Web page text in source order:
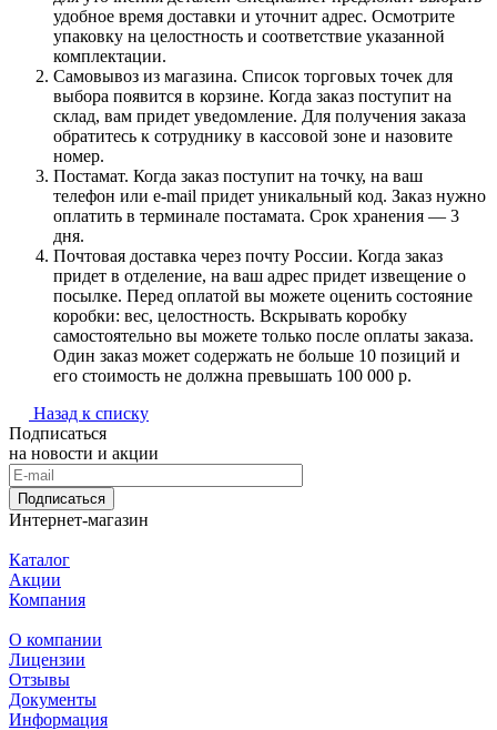
удобное время доставки и уточнит адрес. Осмотрите
упаковку на целостность и соответствие указанной
комплектации.
Самовывоз из магазина. Список торговых точек для
выбора появится в корзине. Когда заказ поступит на
склад, вам придет уведомление. Для получения заказа
обратитесь к сотруднику в кассовой зоне и назовите
номер.
Постамат. Когда заказ поступит на точку, на ваш
телефон или e-mail придет уникальный код. Заказ нужно
оплатить в терминале постамата. Срок хранения — 3
дня.
Почтовая доставка через почту России. Когда заказ
придет в отделение, на ваш адрес придет извещение о
посылке. Перед оплатой вы можете оценить состояние
коробки: вес, целостность. Вскрывать коробку
самостоятельно вы можете только после оплаты заказа.
Один заказ может содержать не больше 10 позиций и
его стоимость не должна превышать 100 000 р.
Назад к списку
Подписаться
на новости и акции
Подписаться
Интернет-магазин
Каталог
Акции
Компания
О компании
Лицензии
Отзывы
Документы
Информация